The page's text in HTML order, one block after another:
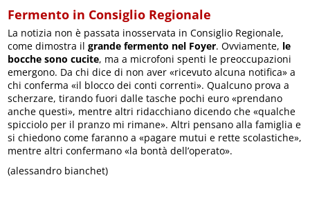
Fermento in Consiglio Regionale
La notizia non è passata inosservata in Consiglio Regionale,
come dimostra ilgrande fermento nel Foyer. Ovviamente, le
bocche sono cucite, ma a microfoni spenti le preoccupazioni
emergono. Da chi dice di non aver «ricevuto alcuna notifica» a
chi conferma «il blocco dei conti correnti». Qualcuno prova a
scherzare, tirando fuori dalle tasche pochi euro «prendano
anche questi», mentre altri ridacchiano dicendo che «qualche
spicciolo per il pranzo mi rimane». Altri pensano alla famiglia e
si chiedono come faranno a «pagare mutui e rette scolastiche»,
mentre altri confermano «la bontà dell’operato».
(alessandro bianchet)